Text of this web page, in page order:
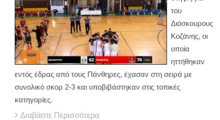
του
Διόσκουρους
Κοζάνης, οι
οποία
ηττήθηκαν
εντός έδρας από τους Πάνθηρες, έχασαν στη σειρά με
συνολικό σκορ 2-3 και υποβιβάστηκαν στις τοπικές
κατηγορίες.
Διαβάστε Περισσότερα